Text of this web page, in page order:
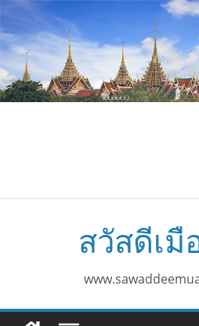
Skip
to
content
สวัสดีเมื